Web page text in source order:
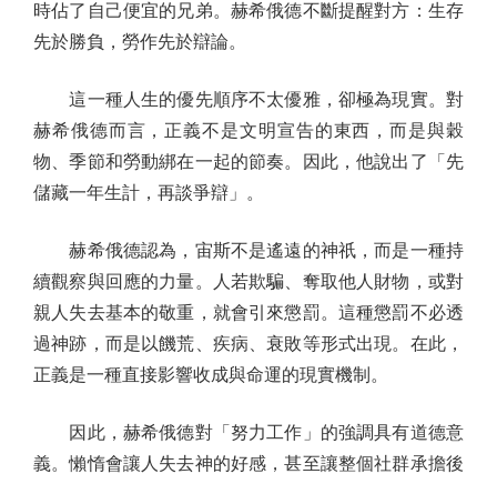
時佔了自己便宜的兄弟。赫希俄德不斷提醒對方：生存
先於勝負，勞作先於辯論。
這一種人生的優先順序不太優雅，卻極為現實。對
赫希俄德而言，正義不是文明宣告的東西，而是與穀
物、季節和勞動綁在一起的節奏。因此，他說出了「先
儲藏一年生計，再談爭辯」。
赫希俄德認為，宙斯不是遙遠的神祇，而是一種持
續觀察與回應的力量。人若欺騙、奪取他人財物，或對
親人失去基本的敬重，就會引來懲罰。這種懲罰不必透
過神跡，而是以饑荒、疾病、衰敗等形式出現。在此，
正義是一種直接影響收成與命運的現實機制。
因此，赫希俄德對「努力工作」的強調具有道德意
義。懶惰會讓人失去神的好感，甚至讓整個社群承擔後